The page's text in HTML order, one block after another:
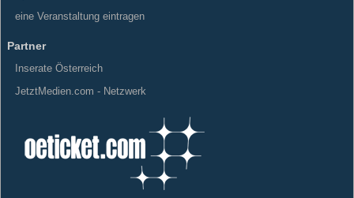
eine Veranstaltung eintragen
Partner
Inserate Österreich
JetztMedien.com - Netzwerk